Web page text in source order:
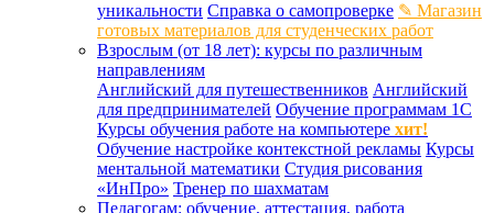
уникальности Справка о самопроверке ✎ Магазин
готовых материалов для студенческих работ
Взрослым (от 18 лет): курсы по различным
направлениям
Английский для путешественников Английский
для предпринимателей Обучение программам 1С
Курсы обучения работе на компьютере хит!
Обучение настройке контекстной рекламы Курсы
ментальной математики Студия рисования
«ИнПро» Тренер по шахматам
Педагогам: обучение, аттестация, работа